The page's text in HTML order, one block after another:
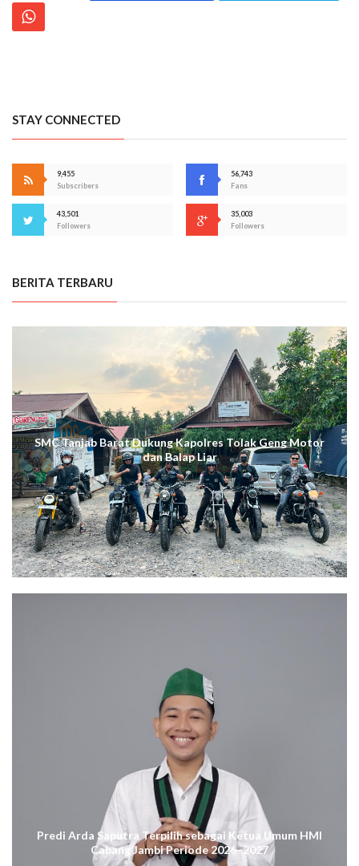
STAY CONNECTED
9,455
Subscribers
56,743
Fans
43,501
Followers
35,003
Followers
BERITA TERBARU
SMC Tanjab Barat Dukung Kapolres Tolak Geng Motor
dan Balap Liar
Predi Arda Saputra Terpilih sebagai Ketua Umum HMI
Cabang Jambi Periode 2026–2027